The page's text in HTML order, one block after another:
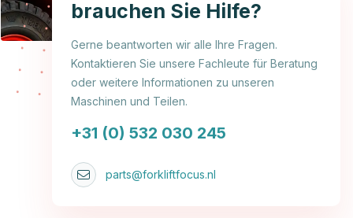
brauchen Sie Hilfe?
Gerne beantworten wir alle Ihre Fragen.
Kontaktieren Sie unsere Fachleute für Beratung
oder weitere Informationen zu unseren
Maschinen und Teilen.
+31 (0) 532 030 245
parts@forkliftfocus.nl